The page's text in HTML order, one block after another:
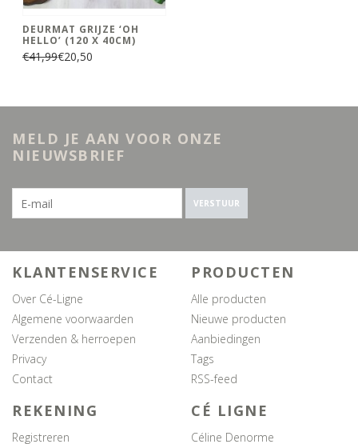
DEURMAT GRIJZE ‘OH
HELLO’ (120 X 40CM)
€41,99€20,50
MELD JE AAN VOOR ONZE
NIEUWSBRIEF
VERSTUUR
KLANTENSERVICE
Over Cé-Ligne
Algemene voorwaarden
Verzenden & herroepen
Privacy
Contact
PRODUCTEN
Alle producten
Nieuwe producten
Aanbiedingen
Tags
RSS-feed
REKENING
Registreren
CÉ LIGNE
Céline Denorme